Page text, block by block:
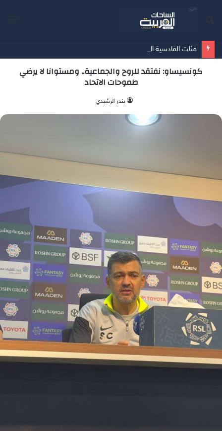
كونسيساو: نفتقد للروح والجماعية.. ومستوانا لا يرضي
طموحات الاتحاد
بندر الرشيدي